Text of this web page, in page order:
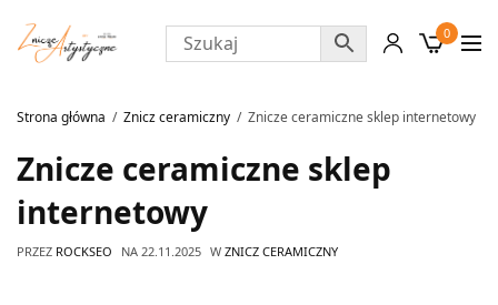
0
Strona główna Znicz ceramiczny Znicze ceramiczne sklep internetowy
Znicze ceramiczne sklep
internetowy
PRZEZ ROCKSEO NA 22.11.2025 W ZNICZ CERAMICZNY